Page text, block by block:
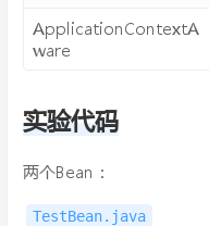
ApplicationContextA
ware
实验代码
两个Bean：
TestBean.java